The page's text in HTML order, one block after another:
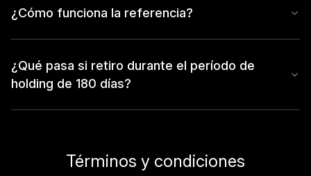
¿Cómo funciona la referencia?
¿Qué pasa si retiro durante el período de
holding de 180 días?
Términos y condiciones